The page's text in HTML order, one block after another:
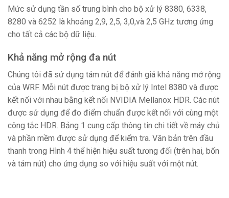
Mức sử dụng tần số trung bình cho bộ xử lý 8380, 6338,
8280 và 6252 là khoảng 2,9, 2,5, 3,0,và 2,5 GHz tương ứng
cho tất cả các bộ dữ liệu.
Khả năng mở rộng đa nút
Chúng tôi đã sử dụng tám nút để đánh giá khả năng mở rộng
của WRF. Mỗi nút được trang bị bộ xử lý Intel 8380 và được
kết nối với nhau bằng kết nối NVIDIA Mellanox HDR. Các nút
được sử dụng để đo điểm chuẩn được kết nối với cùng một
công tắc HDR. Bảng 1 cung cấp thông tin chi tiết về máy chủ
và phần mềm được sử dụng để kiểm tra. Văn bản trên đầu
thanh trong Hình 4 thể hiện hiệu suất tương đối (trên hai, bốn
và tám nút) cho ứng dụng so với hiệu suất với một nút.